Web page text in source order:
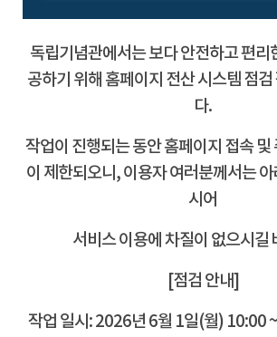
독립기념관에서는 보다 안전하고 편리
공하기 위해 홈페이지 전산 시스템 점검
다.
작업이 진행되는 동안 홈페이지 접속 및
이 제한되오니, 이용자 여러분께서는
시어
서비스 이용에 차질이 없으시길
[점검 안내]
작업 일시: 2026년 6월 1일(월) 10:00